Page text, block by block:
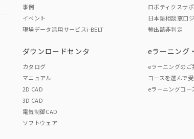
品が混在する可能性があります。
さい。
この製品の規格認証/適合
その他の認証はこちらのページからご
事例
イベント
現場データ活用サービスi-BELT
ダウンロードセンタ
カタログ
マニュアル
2D CAD
3D CAD
電気制御CAD
ソフトウェア
ロボティクスサ
日本語相談窓口
輸出該非判定
eラーニング
eラーニングのご
コースを選んで
eラーニングコー